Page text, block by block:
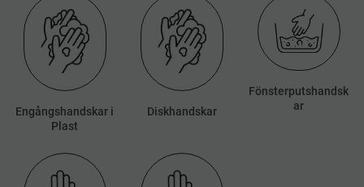
Engångshandskar i
Plast
Diskhandskar
Fönsterputshandsk
ar